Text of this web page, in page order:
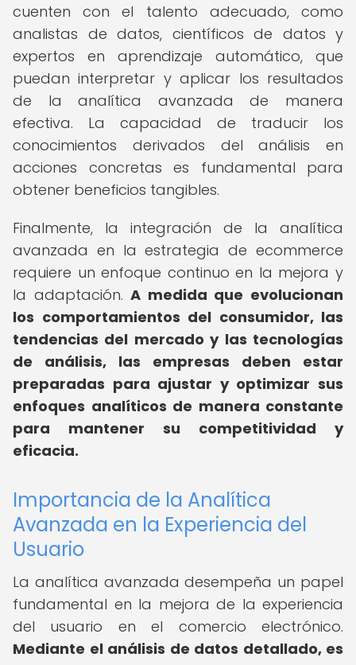
cuenten con el talento adecuado, como
analistas de datos, científicos de datos y
expertos en aprendizaje automático, que
puedan interpretar y aplicar los resultados
de la analítica avanzada de manera
efectiva. La capacidad de traducir los
conocimientos derivados del análisis en
acciones concretas es fundamental para
obtener beneficios tangibles.
Finalmente, la integración de la analítica
avanzada en la estrategia de ecommerce
requiere un enfoque continuo en la mejora y
la adaptación.A medida que evolucionan
los comportamientos del consumidor, las
tendencias del mercado y las tecnologías
de análisis, las empresas deben estar
preparadas para ajustar y optimizar sus
enfoques analíticos de manera constante
para mantener su competitividad y
eficacia.
Importancia de la Analítica
Avanzada en la Experiencia del
Usuario
La analítica avanzada desempeña un papel
fundamental en la mejora de la experiencia
del usuario en el comercio electrónico.
Mediante el análisis de datos detallado, es